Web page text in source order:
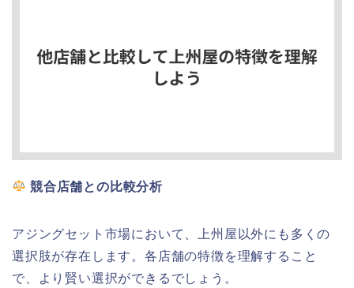
競合店舗との比較分析
アジングセット市場において、上州屋以外にも多くの
選択肢が存在します。各店舗の特徴を理解すること
で、より賢い選択ができるでしょう。